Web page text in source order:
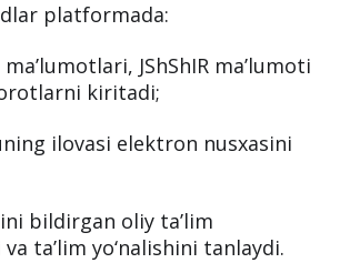
platformada:
JShShIR ma’lumoti
kiritadi;
ilovasi elektron nusxasini
bildirgan oliy ta’lim
ta’lim yo‘nalishini tanlaydi.